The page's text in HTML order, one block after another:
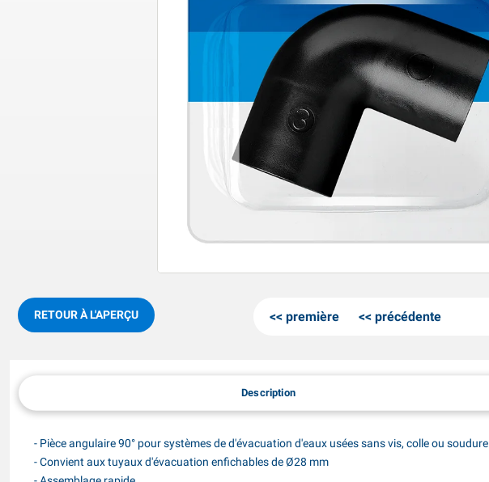
RETOUR À L'APERÇU première précédente
Description
- Pièce angulaire 90° pour systèmes de d'évacuation d'eaux usées sans vis, colle ou soudure
- Convient aux tuyaux d'évacuation enfichables de Ø28 mm